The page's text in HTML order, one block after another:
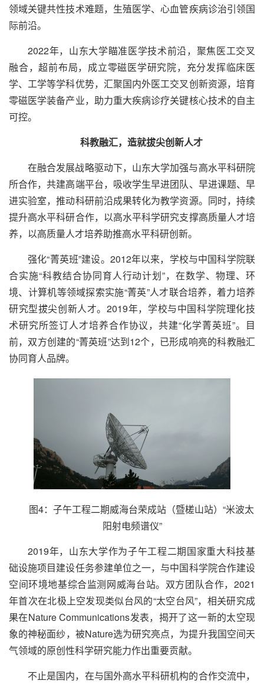
领域关键共性技术难题，生殖医学、心血管疾病诊治引领国
际前沿。
2022年，山东大学瞄准医学技术前沿，聚焦医工交叉
融合，超前布局，成立零磁医学研究院，充分发挥临床医
学、工学等学科优势，汇聚国内外医工交叉创新资源，培育
零磁医学装备产业，助力重大疾病诊疗关键核心技术的自主
可控。
科教融汇，造就拔尖创新人才
在融合发展战略驱动下，山东大学加强与高水平科研院
所合作，共建高端平台，吸收学生早进团队、早进课题、早
进实验室，推动科研前沿成果转化为教学资源。同时，持续
提升高水平科研合作，以高水平科学研究支撑高质量人才培
养，以高质量人才培养助推高水平科研创新。
强化“菁英班”建设。2012年以来，学校与中国科学院联
合实施“科教结合协同育人行动计划”，在数学、物理、环
境、计算机等领域探索实施“菁英”人才联合培养，着力培养
研究型拔尖创新人才。2019年，学校与中国科学院理化技
术研究所签订人才培养合作协议，共建“化学菁英班”。目
前，双方创建的“菁英班”达到12个，已形成响亮的科教融汇
协同育人品牌。
图4：子午工程二期威海台荣成站（暨槎山站）“米波太
阳射电频谱仪”
2019年，山东大学作为子午工程二期国家重大科技基
础设施项目建设任务参建单位之一，与中国科学院合作建设
空间环境地基综合监测网威海台站。双方团队合作，2021
年首次在北极上空发现类似台风的“太空台风”，相关研究成
果在Nature Communications发表，揭开了这一新的太空现
象的神秘面纱，被Nature选为研究亮点，为提升我国空间天
气领域的原创性科学研究能力作出重要贡献。
不止是国内，在与国外高水平科研机构的合作交流中，